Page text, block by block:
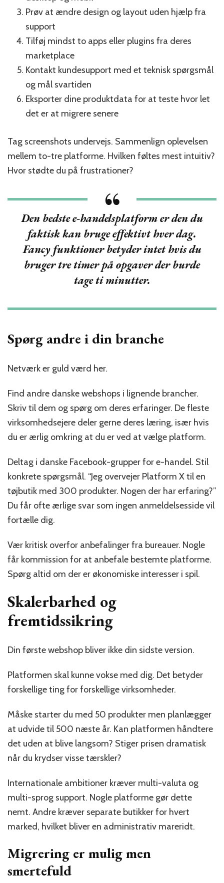
Prøv at ændre design og layout uden hjælp fra
support
Tilføj mindst to apps eller plugins fra deres
marketplace
Kontakt kundesupport med et teknisk spørgsmål
og mål svartiden
Eksporter dine produktdata for at teste hvor let
det er at migrere senere
Tag screenshots undervejs. Sammenlign oplevelsen
mellem to-tre platforme. Hvilken føltes mest intuitiv?
Hvor stødte du på frustrationer?
Den bedste e-handelsplatform er den du
faktisk kan bruge effektivt hver dag.
Fancy funktioner betyder intet hvis du
bruger tre timer på opgaver der burde
tage ti minutter.
Spørg andre i din branche
Netværk er guld værd her.
Find andre danske webshops i lignende brancher.
Skriv til dem og spørg om deres erfaringer. De fleste
virksomhedsejere deler gerne deres læring, især hvis
du er ærlig omkring at du er ved at vælge platform.
Deltag i danske Facebook-grupper for e-handel. Stil
konkrete spørgsmål. “Jeg overvejer Platform X til en
tøjbutik med 300 produkter. Nogen der har erfaring?”
Du får ofte ærlige svar som ingen anmeldelsesside vil
fortælle dig.
Vær kritisk overfor anbefalinger fra bureauer. Nogle
får kommission for at anbefale bestemte platforme.
Spørg altid om der er økonomiske interesser i spil.
Skalerbarhed og
fremtidssikring
Din første webshop bliver ikke din sidste version.
Platformen skal kunne vokse med dig. Det betyder
forskellige ting for forskellige virksomheder.
Måske starter du med 50 produkter men planlægger
at udvide til 500 næste år. Kan platformen håndtere
det uden at blive langsom? Stiger prisen dramatisk
når du krydser visse tærskler?
Internationale ambitioner kræver multi-valuta og
multi-sprog support. Nogle platforme gør dette
nemt. Andre kræver separate butikker for hvert
marked, hvilket bliver en administrativ mareridt.
Migrering er mulig men
smertefuld